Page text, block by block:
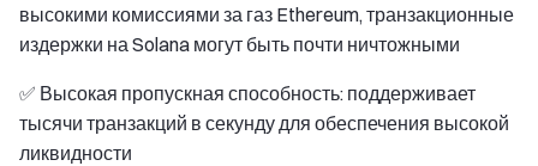
высокими комиссиями за газ Ethereum, транзакционные
издержки на Solana могут быть почти ничтожными
✅ Высокая пропускная способность: поддерживает
тысячи транзакций в секунду для обеспечения высокой
ликвидности